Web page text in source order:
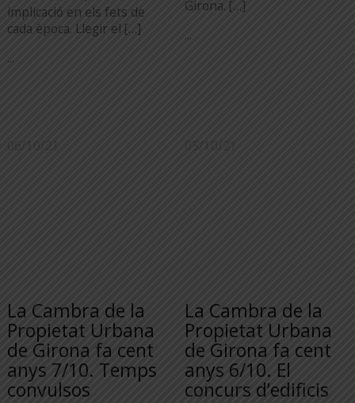
implicació en els fets de
cada època. Llegir el […]
...
Girona. […]
...
06/10/21
La Cambra de la
Propietat Urbana
de Girona fa cent
anys 7/10. Temps
convulsos
05/10/21
La Cambra de la
Propietat Urbana
de Girona fa cent
anys 6/10. El
concurs d’edificis